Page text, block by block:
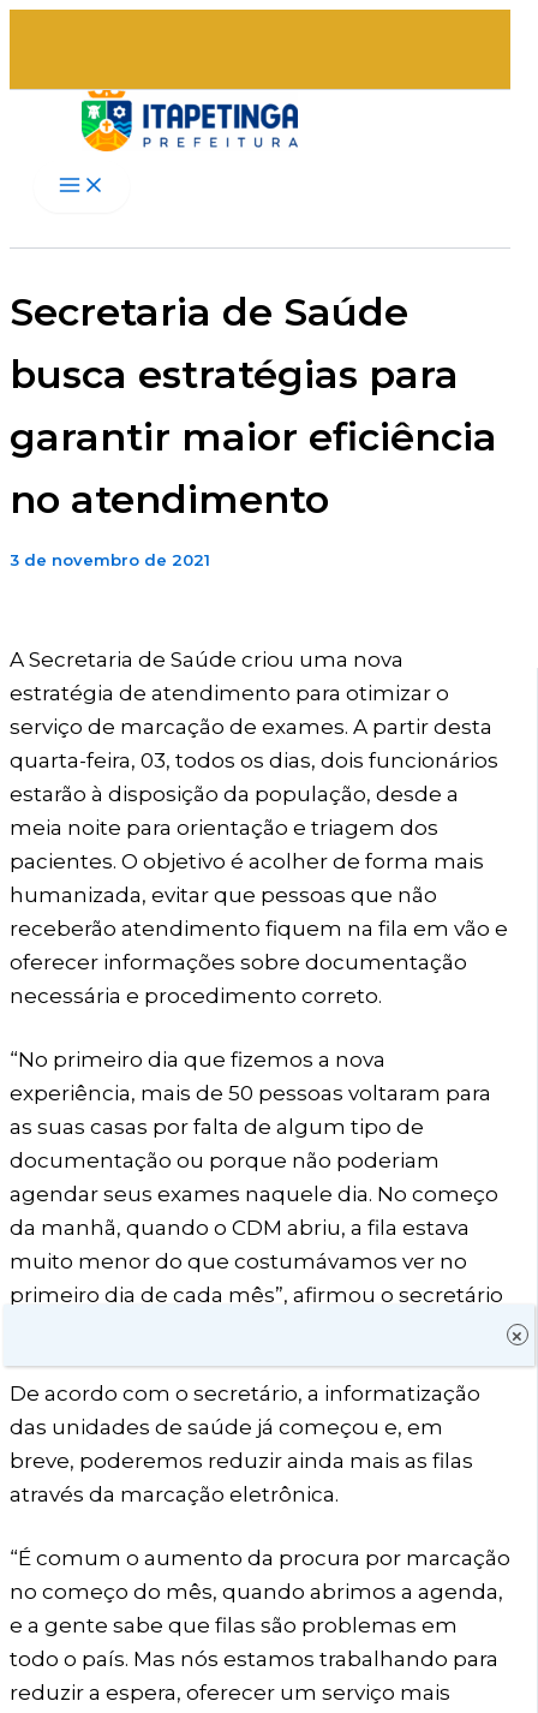
Ir
o
conteúdo
Secretaria de Saúde
busca estratégias para
garantir maior eficiência
no atendimento
3 de novembro de 2021
A Secretaria de Saúde criou uma nova
estratégia de atendimento para otimizar o
serviço de marcação de exames. A partir desta
quarta-feira, 03, todos os dias, dois funcionários
estarão à disposição da população, desde a
meia noite para orientação e triagem dos
pacientes. O objetivo é acolher de forma mais
humanizada, evitar que pessoas que não
receberão atendimento fiquem na fila em vão e
oferecer informações sobre documentação
necessária e procedimento correto.
“No primeiro dia que fizemos a nova
experiência, mais de 50 pessoas voltaram para
as suas casas por falta de algum tipo de
documentação ou porque não poderiam
agendar seus exames naquele dia. No começo
da manhã, quando o CDM abriu, a fila estava
muito menor do que costumávamos ver no
primeiro dia de cada mês”, afirmou o secretário
De acordo com o secretário, a informatização
das unidades de saúde já começou e, em
breve, poderemos reduzir ainda mais as filas
através da marcação eletrônica.
“É comum o aumento da procura por marcação
no começo do mês, quando abrimos a agenda,
e a gente sabe que filas são problemas em
todo o país. Mas nós estamos trabalhando para
reduzir a espera, oferecer um serviço mais
×